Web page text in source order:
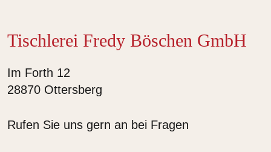
Tischlerei Fredy Böschen GmbH
Im Forth 12
28870 Ottersberg
Rufen Sie uns gern an bei Fragen